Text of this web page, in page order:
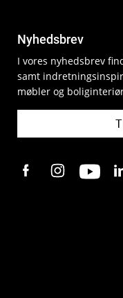
Nyhedsbrev
I vores nyhedsbrev
samt
møbler og